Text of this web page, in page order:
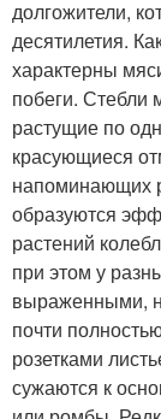
долгожители,
десятилетия.
характерны
побеги.
растущие по
красующиеся
напоминающих
образуются
растений
при этом у
выраженными,
почти
розетками
сужаются к